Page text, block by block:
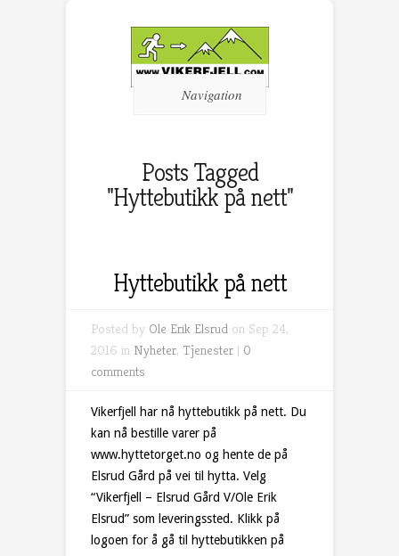
Navigation
Posts Tagged
"Hyttebutikk på nett"
Hyttebutikk på nett
Posted by Ole Erik Elsrud on Sep 24,
2016 in Nyheter, Tjenester | 0
comments
Vikerfjell har nå hyttebutikk på nett. Du
kan nå bestille varer på
www.hyttetorget.no og hente de på
Elsrud Gård på vei til hytta. Velg
“Vikerfjell – Elsrud Gård V/Ole Erik
Elsrud” som leveringssted. Klikk på
logoen for å gå til hyttebutikken på